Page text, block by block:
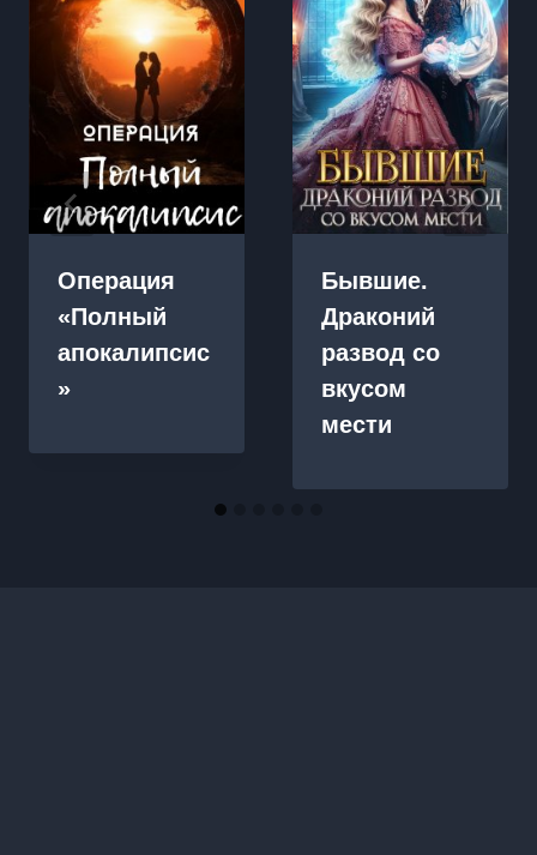
Операция
«Полный
апокалипсис
»
Бывшие.
Драконий
развод со
вкусом
мести